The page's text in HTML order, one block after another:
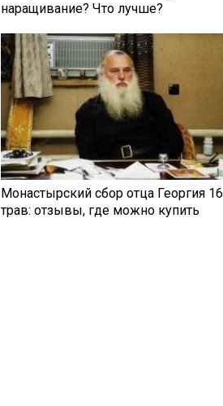
наращивание? Что лучше?
Монастырский сбор отца Георгия 16
трав: отзывы, где можно купить